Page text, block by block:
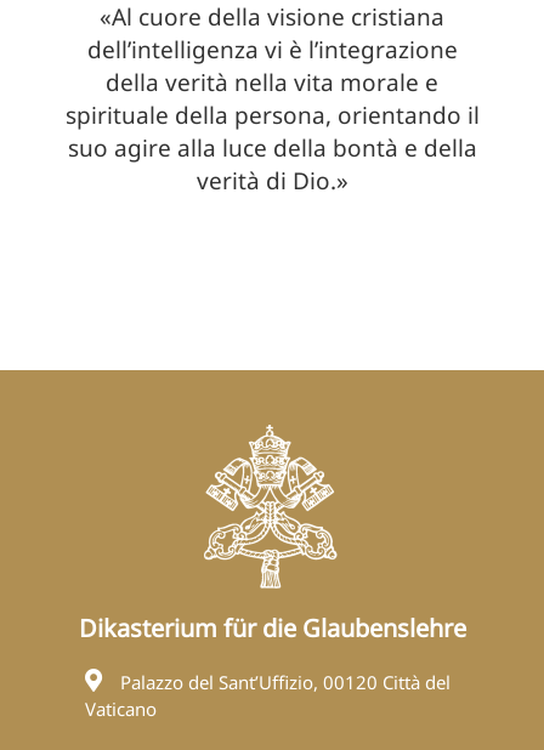
«Al cuore della visione cristiana
dell’intelligenza vi è l’integrazione
della verità nella vita morale e
spirituale della persona, orientando il
suo agire alla luce della bontà e della
verità di Dio.»
Dikasterium für die Glaubenslehre
Palazzo del Sant’Uffizio, 00120 Città del
Vaticano